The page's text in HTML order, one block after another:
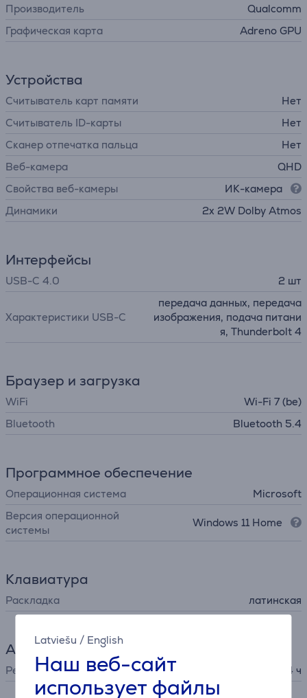
Latviešu / English
Наш веб-сайт
использует файлы
Производитель
Qualcomm
Графическая карта
Adreno GPU
Устройства
Считыватель карт памяти
Нет
Считыватель ID-карты
Нет
Сканер отпечатка пальца
Нет
Веб-камера
QHD
Свойства веб-камеры
ИК-камера
Динамики
2x 2W Dolby Atmos
Интерфейсы
USB-C 4.0 2 шт
Характеристики USB-C
передача данных, передача
изображения, подача питани
я, Thunderbolt 4
Браузер и загрузка
WiFi
Wi-Fi 7 (be)
Bluetooth
Bluetooth 5.4
Программное обеспечение
Операционная система
Microsoft
Версия операционной
системы
Windows 11 Home
Клавиатура
Раскладка латинская
Аккумулятор
Ресурс аккумулятора до 14 ч